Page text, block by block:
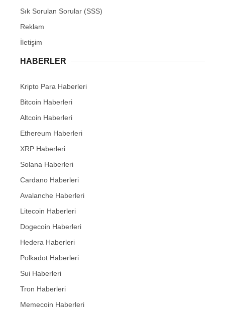
Sık Sorulan Sorular (SSS)
Reklam
İletişim
HABERLER
Kripto Para Haberleri
Bitcoin Haberleri
Altcoin Haberleri
Ethereum Haberleri
XRP Haberleri
Solana Haberleri
Cardano Haberleri
Avalanche Haberleri
Litecoin Haberleri
Dogecoin Haberleri
Hedera Haberleri
Polkadot Haberleri
Sui Haberleri
Tron Haberleri
Memecoin Haberleri